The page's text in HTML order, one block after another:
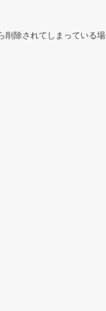
除されてしまっている場